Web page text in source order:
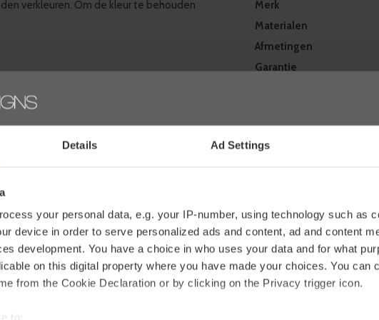
Details Ad Settings
your personal data, e.g. your IP-number, using technology such as
device in order to serve personalized ads and content, ad and content
development. You have a choice in who uses your data and for what
on this digital property where you have made your choices. You can
from the Cookie Declaration or by clicking on the Privacy trigger icon.
to:
verkleuren. Om de kleur te behouden
accessoires MAX&LUUK staat voor
zijngeïnspireerd op de natuuren
bij de
seizoenskleuren
heerlijk met familie en vrienden te eten of
een specifiek product? Neem dan contact
ook, gebruik hiervoor de bestelknop, het
je aankoop? Bij WDS krijg je 30 dagen
Merk
Materialen
Afmetingen
Garantie
Facebook Pin it
Reviews
0 sterren op basis van 0
JE BEOORDELING